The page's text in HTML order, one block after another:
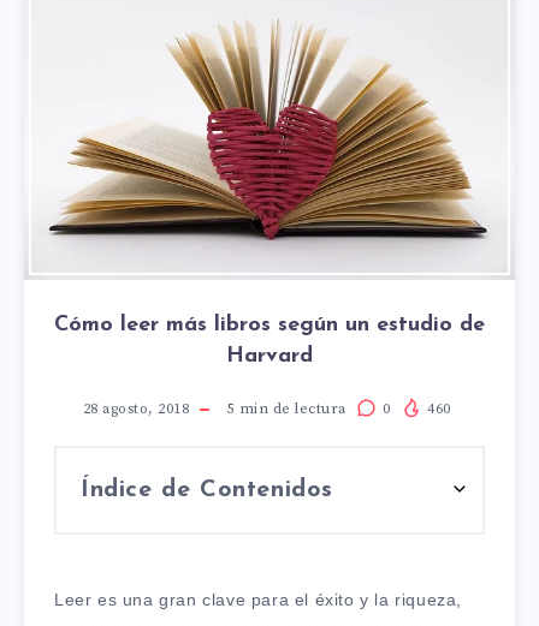
Cómo leer más libros según un estudio de
Harvard
28 agosto, 2018 5 min de lectura 0 460
Índice de Contenidos
Leer es una gran clave para el éxito y la riqueza,